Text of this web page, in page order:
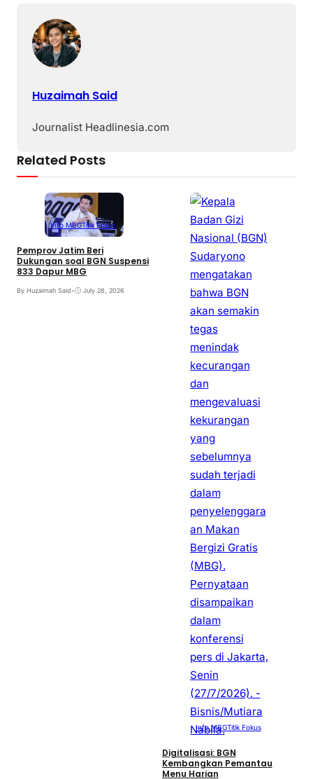
Huzaimah Said
Journalist Headlinesia.com
Related Posts
Info MBGTitik Fokus
Pemprov Jatim Beri
Dukungan soal BGN Suspensi
833 Dapur MBG
By Huzaimah Said• July 28, 2026
Info MBGTitik Fokus
Digitalisasi: BGN
Kembangkan Pemantau
Menu Harian